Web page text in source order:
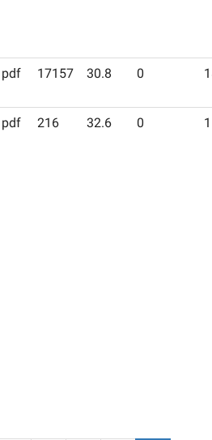
pdf 17157 30.8 0
pdf 216 32.6 0